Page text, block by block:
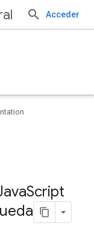
Acceder
Script